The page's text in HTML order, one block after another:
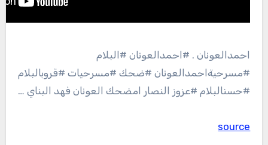
احمدالعونان . #احمدالعونان #البلام
#مسرحيةاحمدالعونان #ضحك #مسرحيات #قروبالبلام
#حسنالبلام #عزوز النصار امضحك العونان فهد البناي …
source